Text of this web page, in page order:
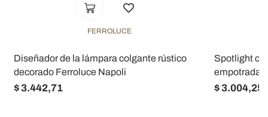
FERROLUCE
Diseñador de la lámpara colgante rústico
decorado Ferroluce Napoli
$ 3.442,71
Spotlight
empotrada
$ 3.004,25